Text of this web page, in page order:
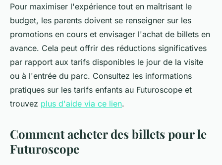
Pour maximiser l'expérience tout en maîtrisant le
budget, les parents doivent se renseigner sur les
promotions en cours et envisager l'achat de billets en
avance. Cela peut offrir des réductions significatives
par rapport aux tarifs disponibles le jour de la visite
ou à l'entrée du parc. Consultez les informations
pratiques sur les tarifs enfants au Futuroscope et
trouvez plus d'aide via ce lien.
Comment acheter des billets pour le
Futuroscope